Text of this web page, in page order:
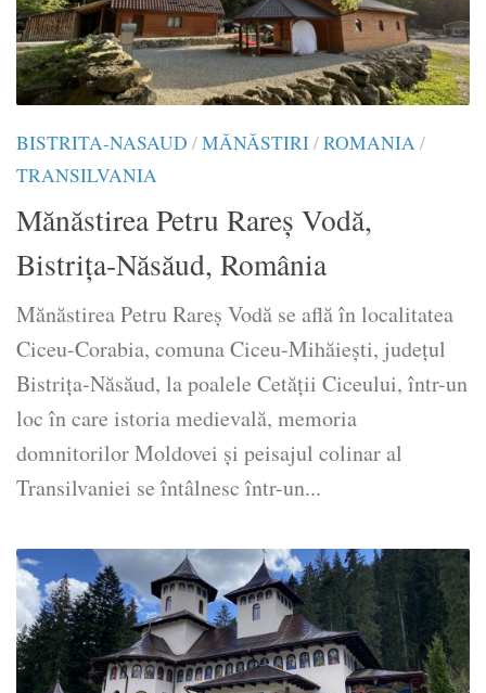
BISTRITA-NASAUD /MĂNĂSTIRI/ROMANIA/
TRANSILVANIA
Mănăstirea Petru Rareș Vodă,
Bistrița-Năsăud, România
Mănăstirea Petru Rareș Vodă se află în localitatea
Ciceu-Corabia, comuna Ciceu-Mihăiești, județul
Bistrița-Năsăud, la poalele Cetății Ciceului, într-un
loc în care istoria medievală, memoria
domnitorilor Moldovei și peisajul colinar al
Transilvaniei se întâlnesc într-un...